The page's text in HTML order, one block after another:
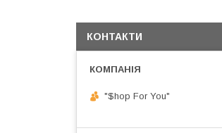
КОНТАКТИ
"$hop For You"